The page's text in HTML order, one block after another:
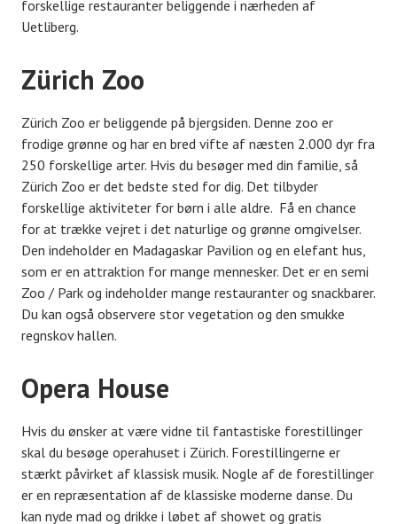
forskellige restauranter beliggende i nærheden af ​​
Uetliberg.
Zürich Zoo
Zürich Zoo er beliggende på bjergsiden. Denne zoo er
frodige grønne og har en bred vifte af næsten 2.000 dyr fra
250 forskellige arter. Hvis du besøger med din familie, så
Zürich Zoo er det bedste sted for dig. Det tilbyder
forskellige aktiviteter for børn i alle aldre. Få en chance
for at trække vejret i det naturlige og grønne omgivelser.
Den indeholder en Madagaskar Pavilion og en elefant hus,
som er en attraktion for mange mennesker. Det er en semi
Zoo / Park og indeholder mange restauranter og snackbarer.
Du kan også observere stor vegetation og den smukke
regnskov hallen.
Opera House
Hvis du ønsker at være vidne til fantastiske forestillinger
skal du besøge operahuset i Zürich. Forestillingerne er
stærkt påvirket af klassisk musik. Nogle af de forestillinger
er en repræsentation af de klassiske moderne danse. Du
kan nyde mad og drikke i løbet af showet og gratis